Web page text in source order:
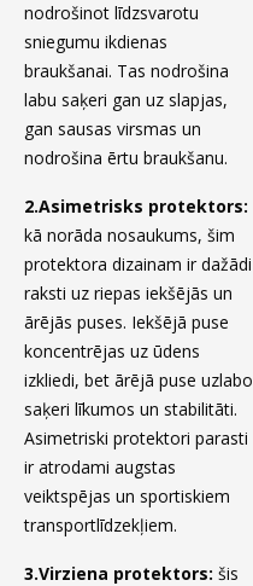
nodrošinot līdzsvarotu
sniegumu ikdienas
braukšanai. Tas nodrošina
labu saķeri gan uz slapjas,
gan sausas virsmas un
nodrošina ērtu braukšanu.
2.Asimetrisks protektors:
kā norāda nosaukums, šim
protektora dizainam ir dažādi
raksti uz riepas iekšējās un
ārējās puses. Iekšējā puse
koncentrējas uz ūdens
izkliedi, bet ārējā puse uzlabo
saķeri līkumos un stabilitāti.
Asimetriski protektori parasti
ir atrodami augstas
veiktspējas un sportiskiem
transportlīdzekļiem.
3.Virziena protektors: šis